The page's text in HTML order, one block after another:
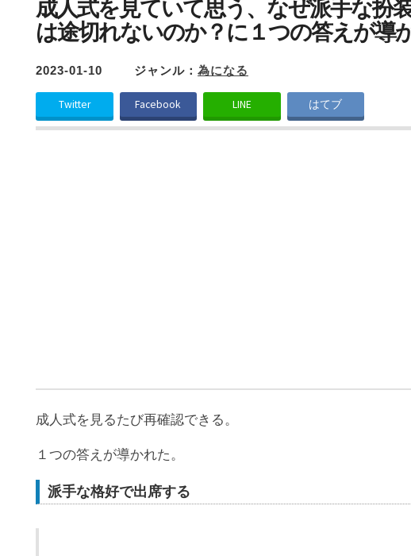
成人式を見ていて思う、なぜ派手な扮
は途切れないのか？に１つの答えが導
2023-01-10 ジャンル： 為になる
Twitter Facebook LINE はてブ
成人式を見るたび再確認できる。
１つの答えが導かれた。
派手な格好で出席する